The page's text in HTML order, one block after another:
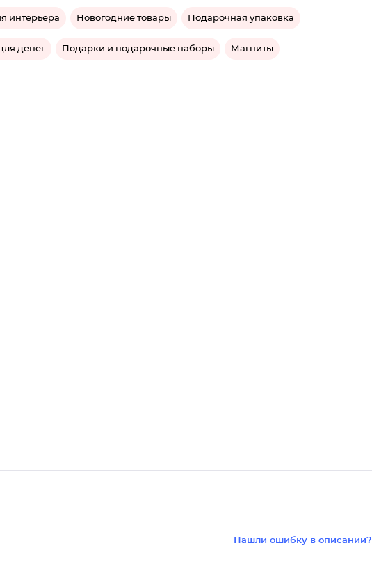
интерьера Новогодние товары Подарочная упаковка
денег Подарки и подарочные наборы Магниты
Нашли ошибку в описании?